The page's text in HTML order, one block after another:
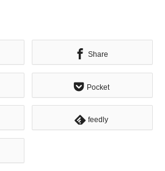
Share
Pocket
feedly